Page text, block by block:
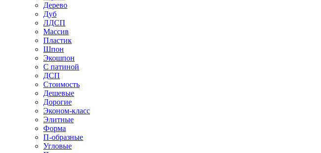
Дерево
Дуб
ЛДСП
Массив
Пластик
Шпон
Экошпон
С патиной
ДСП
Стоимость
Дешевые
Дорогие
Эконом-класс
Элитные
Форма
П-образные
Угловые